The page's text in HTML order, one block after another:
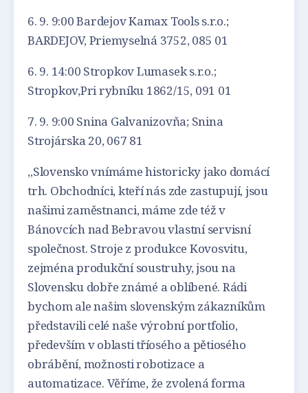
6. 9. 9:00 Bardejov Kamax Tools s.r.o.;
BARDEJOV, Priemyselná 3752, 085 01
6. 9. 14:00 Stropkov Lumasek s.r.o.;
Stropkov,Pri rybníku 1862/15, 091 01
7. 9. 9:00 Snina Galvanizovňa; Snina
Strojárska 20, 067 81
„Slovensko vnímáme historicky jako domácí
trh. Obchodníci, kteří nás zde zastupují, jsou
našimi zaměstnanci, máme zde též v
Bánovcích nad Bebravou vlastní servisní
společnost. Stroje z produkce Kovosvitu,
zejména produkční soustruhy, jsou na
Slovensku dobře známé a oblíbené. Rádi
bychom ale našim slovenským zákazníkům
představili celé naše výrobní portfolio,
především v oblasti tříosého a pětiosého
obrábění, možnosti robotizace a
automatizace. Věříme, že zvolená forma